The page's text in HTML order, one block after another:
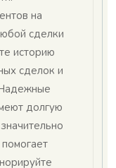
на
сделки
историю
сделок и
долгую